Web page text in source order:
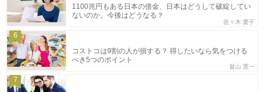
1100兆円もある日本の借金、日本はどうして破綻してい
ないのか。今後はどうなる？
佐々木 愛子
6
コストコは9割の人が損する？ 得したいなら気をつける
べき5つのポイント
畠山 憲一
7